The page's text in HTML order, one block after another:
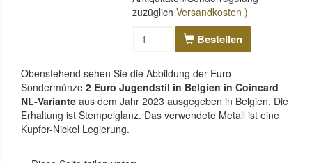
zuzüglichVersandkosten )
Bestellen
Obenstehend sehen Sie die Abbildung der Euro-
Sondermünze 2 Euro Jugendstil in Belgien in Coincard
NL-Variante aus dem Jahr 2023 ausgegeben in Belgien. Die
Erhaltung ist Stempelglanz. Das verwendete Metall ist eine
Kupfer-Nickel Legierung.